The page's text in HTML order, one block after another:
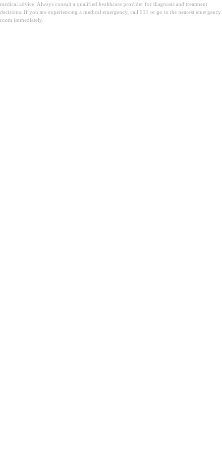
medical advice. Always consult a qualified healthcare provider for diagnosis and treatment
decisions. If you are experiencing a medical emergency, call 911 or go to the nearest emergency
room immediately.